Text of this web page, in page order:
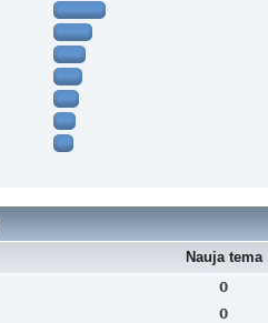
Nauja tema
0
0